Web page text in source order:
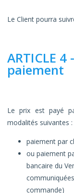
Le Client pourra
ARTICLE
paiement
Le prix est payé
modalités suivantes :
paiement par
ou paiement
bancaire du
commande)